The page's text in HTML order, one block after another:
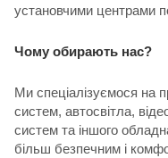
установчими центрами по
Чому обирають нас?
Ми спеціалізуємося на
систем, автосвітла,
систем та іншого
більш безпечним і